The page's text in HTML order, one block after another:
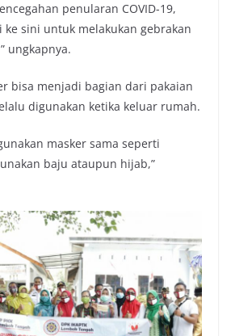
penularan COVID-19,
ke sini untuk melakukan gebrakan
ungkapnya.
bisa menjadi bagian dari pakaian
digunakan ketika keluar rumah.
masker sama seperti
baju ataupun hijab,”